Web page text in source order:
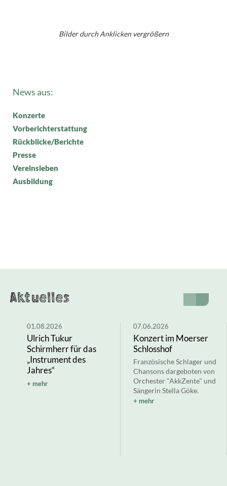
News aus:
Konzerte
Vorberichterstattung
Rückblicke/Berichte
Presse
Vereinsleben
Ausbildung
Bilder durch Anklicken vergrößern
Aktuelles
01.08.2026
Ulrich Tukur
Schirmherr für das
„Instrument des
Jahres“
mehr
07.06.2026
Konzert im Moerser
Schlosshof
Französische Schlager und
Chansons dargeboten von
Orchester "AkkZente" und
Sängerin Stella Göke.
mehr